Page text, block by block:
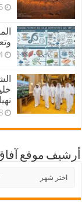
5 مايو، 2026
4
28
أرشيف موقع
أرشيف
موقع